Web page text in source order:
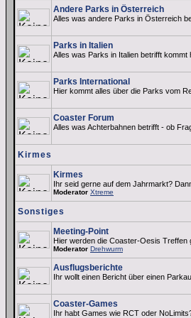
Andere Parks in Österreich
Alles was andere Parks in Österreich
Parks in Italien
Alles was Parks in Italien betrifft kommt
Parks International
Hier kommt alles über die Parks vom
Coaster Forum
Alles was Achterbahnen betrifft - ob
Kirmes
Kirmes
Ihr seid gerne auf dem Jahrmarkt?
Moderator Xtreme
Sonstiges
Meeting-Point
Hier werden die Coaster-Oesis Treffen
Moderator Drehwurm
Ausflugsberichte
Ihr wollt einen Bericht über einen
Coaster-Games
Ihr habt Games wie RCT oder